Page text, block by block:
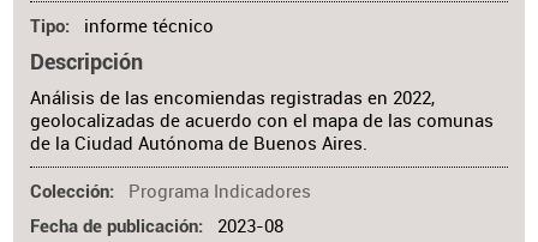
Tipo informe técnico
Descripción
Análisis de las encomiendas registradas en 2022,
geolocalizadas de acuerdo con el mapa de las comunas
de la Ciudad Autónoma de Buenos Aires.
Colección Programa Indicadores
Fecha de publicación 2023-08